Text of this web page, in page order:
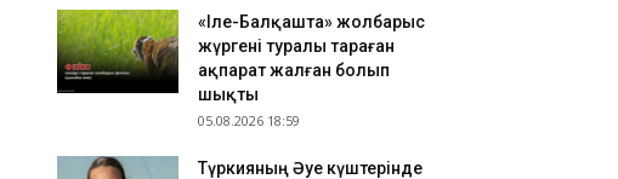
Астанадан Омбыға әуе рейстері уақытша
тоқтатылды
07.08.2026 17:41
​Танымал курорттағы қорық қызметкерін
«Іле-Балқашта» жолбарыс
жүргені туралы тараған
ақпарат жалған болып
шықты
05.08.2026 18:59
Түркияның Әуе күштерінде